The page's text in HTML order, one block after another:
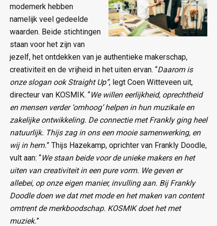
modemerk hebben
namelijk veel gedeelde
waarden. Beide stichtingen
staan voor het zijn van
jezelf, het ontdekken van je authentieke makerschap,
creativiteit en de vrijheid in het uiten ervan. “Daarom is
onze slogan ook Straight Up”, legt Coen Witteveen uit,
directeur van KOSMIK. “We willen eerlijkheid, oprechtheid
en mensen verder ‘omhoog’ helpen in hun muzikale en
zakelijke ontwikkeling. De connectie met Frankly ging heel
natuurlijk. Thijs zag in ons een mooie samenwerking, en
wij in hem.” Thijs Hazekamp, oprichter van Frankly Doodle,
vult aan: “We staan beide voor de unieke makers en het
uiten van creativiteit in een pure vorm. We geven er
allebei, op onze eigen manier, invulling aan. Bij Frankly
Doodle doen we dat met mode en het maken van content
omtrent de merkboodschap. KOSMIK doet het met
muziek.”